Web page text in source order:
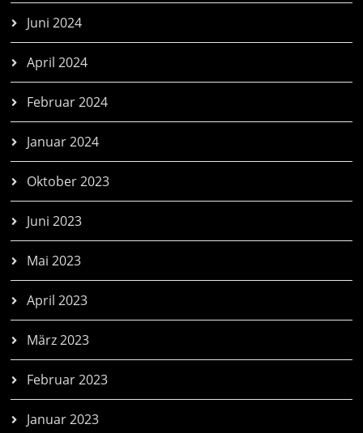
Juni 2024
April 2024
Februar 2024
Januar 2024
Oktober 2023
Juni 2023
Mai 2023
April 2023
März 2023
Februar 2023
Januar 2023